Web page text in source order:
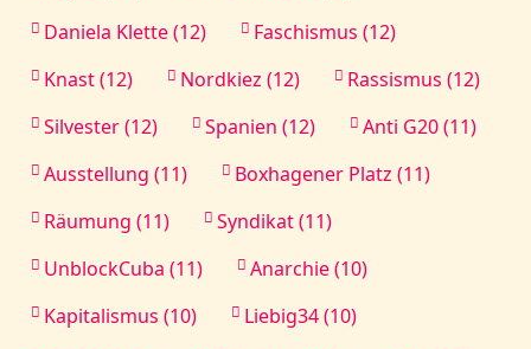
Daniela Klette (12)
Faschismus (12)
Knast (12)
Nordkiez (12)
Rassismus (12)
Silvester (12)
Spanien (12)
Anti G20 (11)
Ausstellung (11)
Boxhagener Platz (11)
Räumung (11)
Syndikat (11)
UnblockCuba (11)
Anarchie (10)
Kapitalismus (10)
Liebig34 (10)